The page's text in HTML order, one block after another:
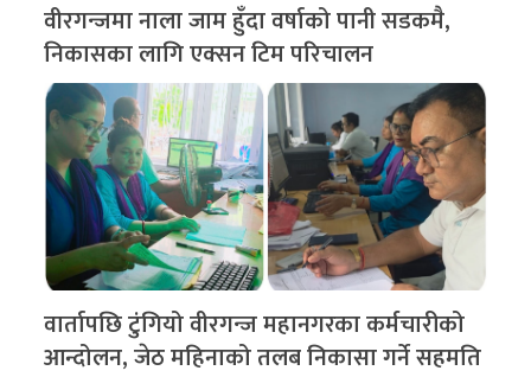
वीरगन्जमा नाला जाम हुँदा वर्षाको पानी सडकमै,
निकासका लागि एक्सन टिम परिचालन
वार्तापछि टुंगियो वीरगन्ज महानगरका कर्मचारीको
आन्दोलन, जेठ महिनाको तलब निकासा गर्ने सहमति